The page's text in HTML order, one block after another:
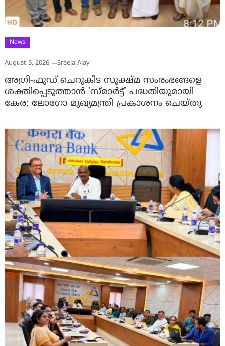
News
August 5, 2026 Sreeja Ajay
അഗ്രി-ഫുഡ് ചെറുകിട സൂക്ഷ്മ സംരംഭങ്ങളെ
ശക്തിപ്പെടുത്താന്‍ ‘സ്മാര്‍ട്ട്’ പദ്ധതിയുമായി
കേര; ലോഗോ മുഖ്യമന്ത്രി പ്രകാശനം ചെയ്തു